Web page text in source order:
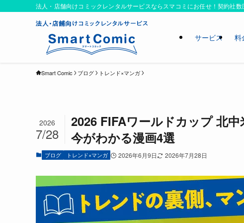
法人・店舗向けコミックレンタルサービスならスマコミにお任せ！契約社数
サービス 料
Smart Comic ブログ トレンド×マンガ
2026 FIFAワールドカップ 北
今がわかる漫画4選
2026
7/28
ブログ トレンド×マンガ 2026年6月9日 2026年7月28日